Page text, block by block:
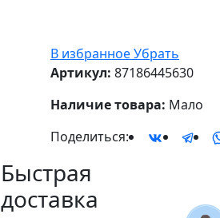
В избранноеУбрать
Артикул: 87186445630
Наличие товара: Мало
Поделиться:
Быстрая
доставка